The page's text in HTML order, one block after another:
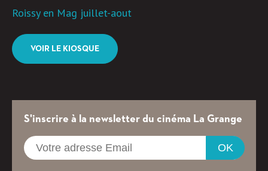
Roissy en Mag juillet-aout
VOIR LE KIOSQUE
S'inscrire à la newsletter du cinéma La Grange
OK